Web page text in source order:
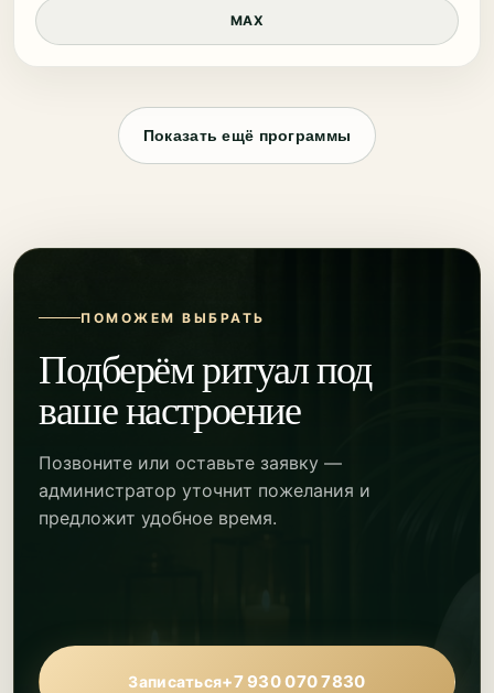
MAX
Показать ещё программы
ПОМОЖЕМ ВЫБРАТЬ
Подберём ритуал под
ваше настроение
Позвоните или оставьте заявку —
администратор уточнит пожелания и
предложит удобное время.
Записаться+7 930 070 7830